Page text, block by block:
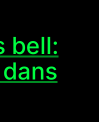
bell: